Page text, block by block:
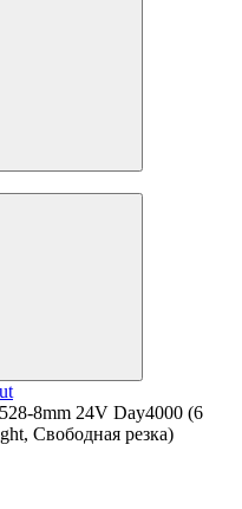
8mm 24V Day4000 (6
Свободная резка)